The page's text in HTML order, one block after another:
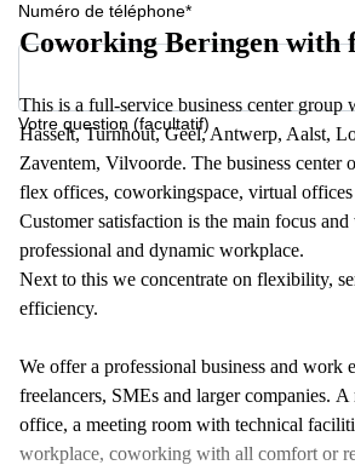
Numéro de téléphone*
Votre question (facultatif)
Coworking Beringen with
This is a full-service business center group
Hasselt, Turnhout, Geel, Antwerp, Aalst,
Zaventem, Vilvoorde. The business center
flex offices, coworkingspace, virtual offices
Customer satisfaction is the main focus
professional and dynamic workplace.
Next to this we concentrate on flexibility,
efficiency.
We offer a professional business and work
freelancers, SMEs and larger companies.
office, a meeting room with technical
workplace, coworking with all comfort or